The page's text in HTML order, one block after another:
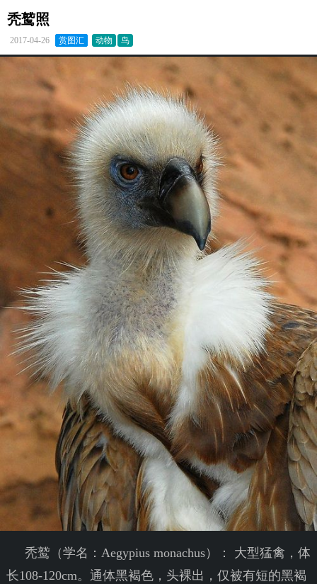
秃鹫照
2017-04-26 赏图汇 动物 鸟
秃鹫（学名：Aegypius monachus）： 大型猛禽，体
长108-120cm。通体黑褐色，头裸出，仅被有短的黑褐